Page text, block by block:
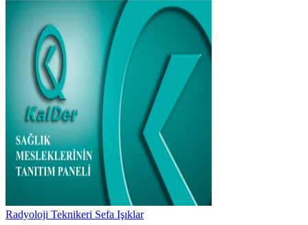
Radyoloji Teknikeri Sefa Işıklar